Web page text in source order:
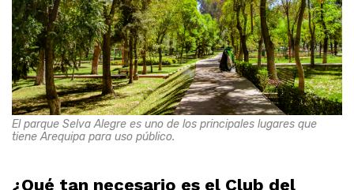
El parque Selva Alegre es uno de los principales lugares que
tiene Arequipa para uso público.
¿Qué tan necesario es el Club del